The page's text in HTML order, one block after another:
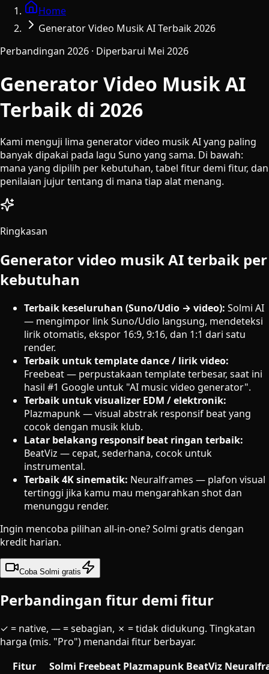
Home
Generator Video Musik AI Terbaik 2026
Perbandingan 2026 · Diperbarui Mei 2026
Generator Video Musik AI
Terbaik di 2026
Kami menguji lima generator video musik AI yang paling
banyak dipakai pada lagu Suno yang sama. Di bawah:
mana yang dipilih per kebutuhan, tabel fitur demi fitur, dan
penilaian jujur tentang di mana tiap alat menang.
Ringkasan
Generator video musik AI terbaik per
kebutuhan
Terbaik keseluruhan (Suno/Udio → video): Solmi AI
— mengimpor link Suno/Udio langsung, mendeteksi
lirik otomatis, ekspor 16:9, 9:16, dan 1:1 dari satu
render.
Terbaik untuk template dance / lirik video:
Freebeat — perpustakaan template terbesar, saat ini
hasil #1 Google untuk "AI music video generator".
Terbaik untuk visualizer EDM / elektronik:
Plazmapunk — visual abstrak responsif beat yang
cocok dengan musik klub.
Latar belakang responsif beat ringan terbaik:
BeatViz — cepat, sederhana, cocok untuk
instrumental.
Terbaik 4K sinematik: Neuralframes — plafon visual
tertinggi jika kamu mau mengarahkan shot dan
menunggu render.
Ingin mencoba pilihan all-in-one? Solmi gratis dengan
kredit harian.
Coba Solmi gratis
Perbandingan fitur demi fitur
✓ = native, — = sebagian, ✗ = tidak didukung. Tingkatan
harga (mis. "Pro") menandai fitur berbayar.
Fitur
Solmi Freebeat Plazmapunk BeatViz